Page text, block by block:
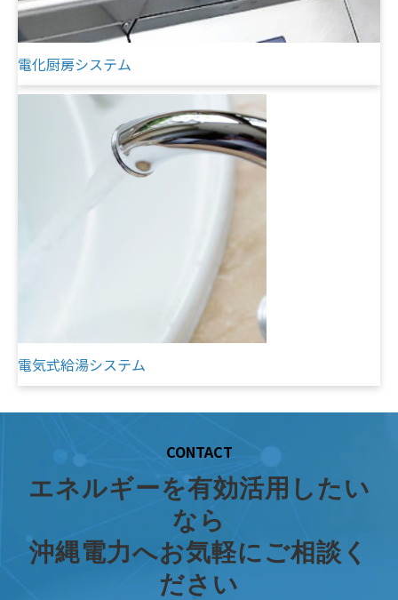
電化厨房システム
電気式給湯システム
CONTACT
エネルギーを有効活用したい
なら
沖縄電力へお気軽にご相談く
ださい